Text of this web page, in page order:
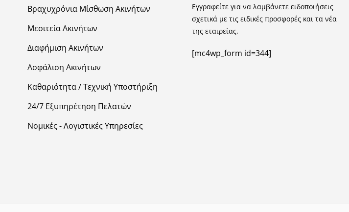
Βραχυχρόνια Μίσθωση Ακινήτων
Μεσιτεία Ακινήτων
Διαφήμιση Ακινήτων
Ασφάλιση Ακινήτων
Καθαριότητα / Τεχνική Υποστήριξη
24/7 Εξυπηρέτηση Πελατών
Νομικές - Λογιστικές Υπηρεσίες
Εγγραφείτε για να λαμβάνετε ειδοποιήσεις
σχετικά με τις ειδικές προσφορές και τα νέα
της εταιρείας.
[mc4wp_form id=344]